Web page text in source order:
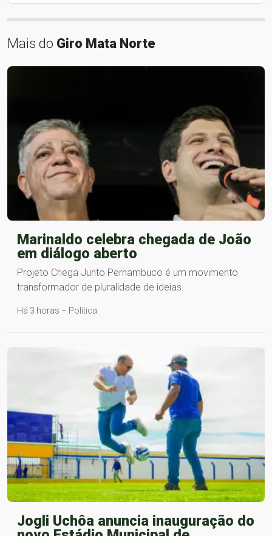
Mais do Giro Mata Norte
Marinaldo celebra chegada de João
em diálogo aberto
Projeto Chega Junto Pernambuco é um movimento
transformador de pluralidade de ideias.
Há 3 horas – Política
Jogli Uchôa anuncia inauguração do